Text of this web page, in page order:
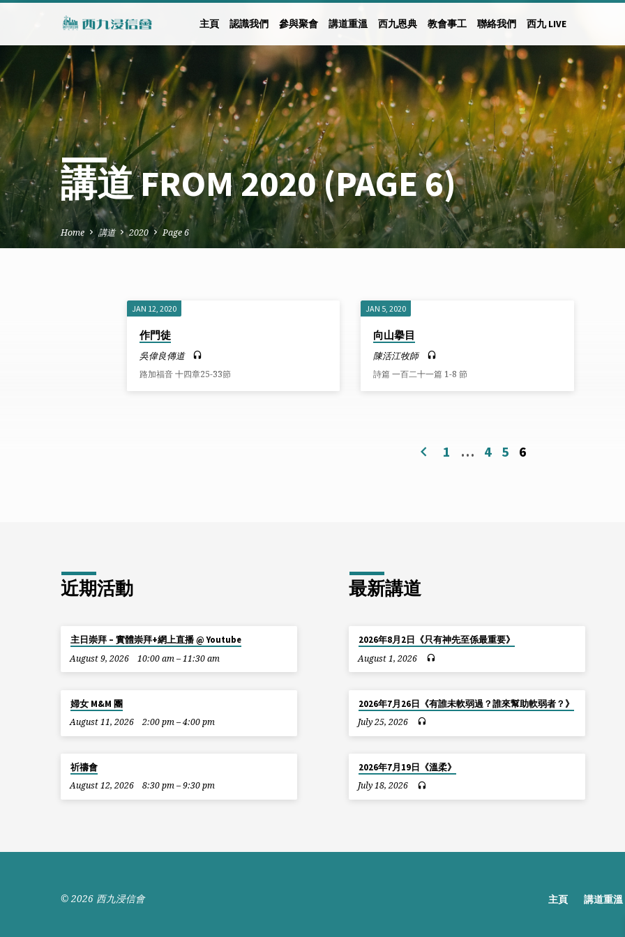
主頁 認識我們 參與聚會 講道重溫 西九恩典 教會事工 聯絡我們 西九 LIVE
講道 FROM 2020(PAGE 6)
Home 講道 2020 Page 6
FROM
JAN 12, 2020
作門徒
吳偉良傳道
路加福音 十四章25-33節
JAN 5, 2020
向山擧目
陳活江牧師
詩篇 一百二十一篇 1-8 節
1 … 4 5 6
近期活動
主日崇拜 – 實體崇拜+網上直播 @ Youtube
August 9, 2026
10:00 am – 11:30 am
婦女 M&M 團
August 11, 2026
2:00 pm – 4:00 pm
祈禱會
August 12, 2026
8:30 pm – 9:30 pm
最新講道
2026年8月2日《只有神先至係最重要》
August 1, 2026
2026年7月26日《有誰未軟弱過？誰來幫助軟弱者？》
July 25, 2026
2026年7月19日《溫柔》
July 18, 2026
© 2026 西九浸信會 主頁 講道重溫